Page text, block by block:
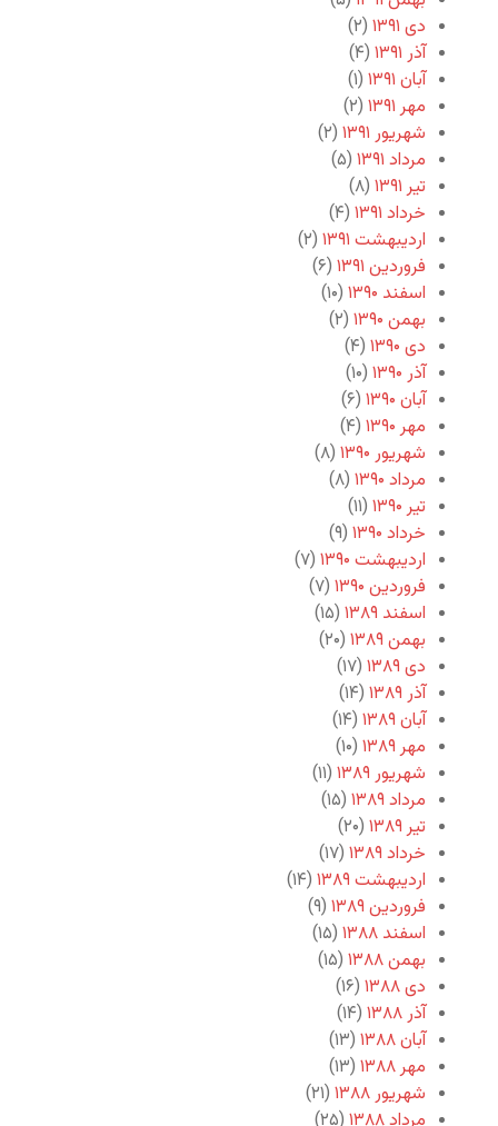
دی ۱۳۹۱
(۲)
آذر ۱۳۹۱
(۴)
آبان ۱۳۹۱
(۱)
مهر ۱۳۹۱
(۲)
شهریور ۱۳۹۱
(۲)
مرداد ۱۳۹۱
(۵)
تیر ۱۳۹۱
(۸)
خرداد ۱۳۹۱
(۴)
اردیبهشت ۱۳۹۱
(۲)
فروردین ۱۳۹۱
(۶)
اسفند ۱۳۹۰
(۱۰)
بهمن ۱۳۹۰
(۲)
دی ۱۳۹۰
(۴)
آذر ۱۳۹۰
(۱۰)
آبان ۱۳۹۰
(۶)
مهر ۱۳۹۰
(۴)
شهریور ۱۳۹۰
(۸)
مرداد ۱۳۹۰
(۸)
تیر ۱۳۹۰
(۱۱)
خرداد ۱۳۹۰
(۹)
اردیبهشت ۱۳۹۰
(۷)
فروردین ۱۳۹۰
(۷)
اسفند ۱۳۸۹
(۱۵)
بهمن ۱۳۸۹
(۲۰)
دی ۱۳۸۹
(۱۷)
آذر ۱۳۸۹
(۱۴)
آبان ۱۳۸۹
(۱۴)
مهر ۱۳۸۹
(۱۰)
شهریور ۱۳۸۹
(۱۱)
مرداد ۱۳۸۹
(۱۵)
تیر ۱۳۸۹
(۲۰)
خرداد ۱۳۸۹
(۱۷)
اردیبهشت ۱۳۸۹
(۱۴)
فروردین ۱۳۸۹
(۹)
اسفند ۱۳۸۸
(۱۵)
بهمن ۱۳۸۸
(۱۵)
دی ۱۳۸۸
(۱۶)
آذر ۱۳۸۸
(۱۴)
آبان ۱۳۸۸
(۱۳)
مهر ۱۳۸۸
(۱۳)
شهریور ۱۳۸۸
(۲۱)